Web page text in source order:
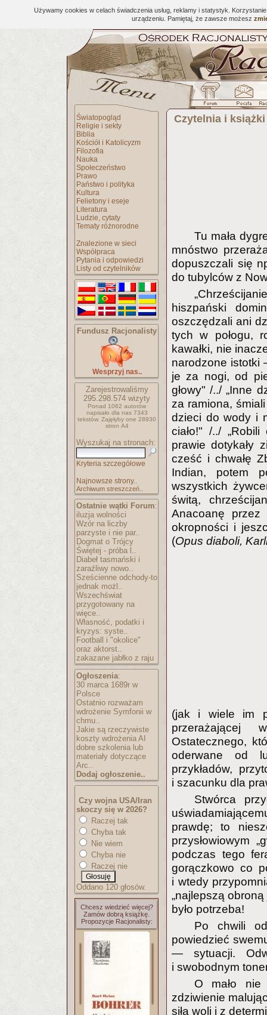
Używamy cookies w celach świadczenia usług, reklamy i statystyk.
urządzeniu. Pamiętaj, że zawsze możesz
Światopogląd
Religie i sekty
Biblia
Kościół i Katolicyzm
Filozofia
Nauka
Społeczeństwo
Prawo
Państwo i polityka
Kultura
Felietony i eseje
Literatura
Ludzie, cytaty
Tematy różnorodne
Znalezione w sieci
Współpraca
Pytania i odpowiedzi
Listy od czytelników
Fundusz Racjonalisty
Wesprzyj nas..
Zarejestrowaliśmy
295.298.574 wizyty
Ponad 1062 autorów
napisało dla nas 7343
tekstów. Zajęłyby one 28930
stron A4
Wyszukaj na stronach:
Kryteria szczegółowe
Najnowsze strony..
Archiwum streszczeń..
Ostatnie wątki Forum:
iluzja wolności
Wzór na liczby
parzyste i nie par..
Dogmat o Trójcy
Świętej - próba l..
Diabeł tasmański i
zaraźliwy nowo..
Sześcienne odchody-to
jednak możl..
Wszechświat
przygotowany na
więce..
Własność, podatki i
kryzys: syste..
Football i "okolice"
oraz aktorst..
zakazane jabłko z raju
Ogłoszenia:
30 marca 1689r w
Polsce
Ostatnio rozważam
wdrożenie Symfonii w
chmu..
Jakie są rzeczywiste
koszty wdrożenia AI
dobre szkolenia lub
materiały dotyczące
Arc..
Dodaj ogłoszenie..
Czy wojna USA/Iran
skoczy się w 2026?
Raczej tak
Chyba tak
Nie wiem
Chyba nie
Raczej nie
Oddano 120 głosów.
Chcesz wiedzieć więcej?
Zamów dobrą książkę.
Propozycje Racjonalisty:
Czytelnia i książki
Tu mała
mnóstwo
dopuszczali się
do tubylców z
hiszpański
oszczędzali ani
tych w połogu,
kawałki, nie
narodzone
je za nogi, od
głowy" /../ „Inne
za ramiona,
dzieci do wody i
ciało!" /../
prawie dotykały
cześć i chwałę
Indian, potem
wszystkich
świtą,
Anacoanę
okropności i
(Opus diaboli,
(jak i wiele im
przerażającej
Ostatecznego,
oderwane od
przykładów,
i szacunku dla
Stwórca
prawdę; to
przysłowiowym
podczas tego
gorączkowo co
i wtedy
„najlepszą
było potrzeba!
Po chwili
powiedzieć
— sytuacji.
i swobodnym
O mało nie
zdziwienie
siłą woli i z